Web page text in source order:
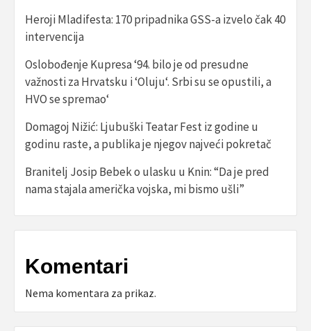
Heroji Mladifesta: 170 pripadnika GSS-a izvelo čak 40
intervencija
Oslobođenje Kupresa ‘94. bilo je od presudne
važnosti za Hrvatsku i ‘Oluju‘. Srbi su se opustili, a
HVO se spremao‘
Domagoj Nižić: Ljubuški Teatar Fest iz godine u
godinu raste, a publika je njegov najveći pokretač
Branitelj Josip Bebek o ulasku u Knin: “Da je pred
nama stajala američka vojska, mi bismo ušli”
Komentari
Nema komentara za prikaz.